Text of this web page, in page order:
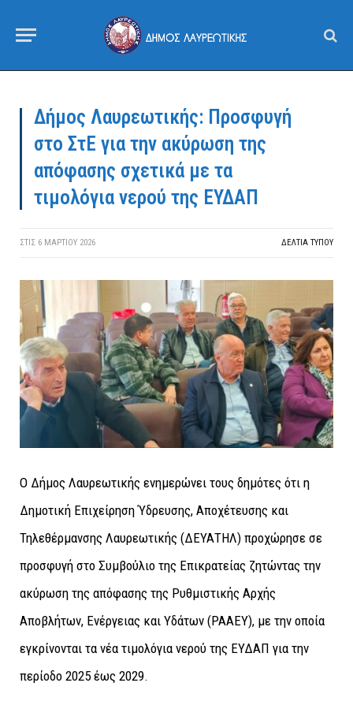
Δήμος Λαυρεωτικής: Προσφυγή
στο ΣτΕ για την ακύρωση της
απόφασης σχετικά με τα
τιμολόγια νερού της ΕΥΔΑΠ
ΣΤΙΣ 6 ΜΑΡΤΊΟΥ 2026 ΔΕΛΤΙΑ ΤΥΠΟΥ
Ο Δήμος Λαυρεωτικής ενημερώνει τους δημότες ότι η
Δημοτική Επιχείρηση Ύδρευσης, Αποχέτευσης και
Τηλεθέρμανσης Λαυρεωτικής (ΔΕΥΑΤΗΛ) προχώρησε σε
προσφυγή στο Συμβούλιο της Επικρατείας ζητώντας την
ακύρωση της απόφασης της Ρυθμιστικής Αρχής
Αποβλήτων, Ενέργειας και Υδάτων (ΡΑΑΕΥ), με την οποία
εγκρίνονται τα νέα τιμολόγια νερού της ΕΥΔΑΠ για την
περίοδο 2025 έως 2029.